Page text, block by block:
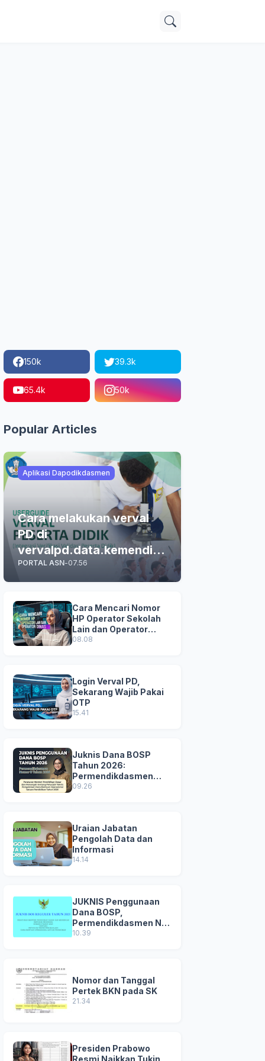
150k 39.3k
65.4k 50k
Popular Articles
Aplikasi Dapodikdasmen
Cara melakukan verval
PD di
vervalpd.data.kemendikd
asmen.go.id
PORTAL ASN-07.56
Cara Mencari Nomor
HP Operator Sekolah
Lain dan Operator
Dinas di SDM Data
08.08
Login Verval PD,
Sekarang Wajib Pakai
OTP
15.41
Juknis Dana BOSP
Tahun 2026:
Permendikdasmen
Nomor 8 Tahun 2026
09.26
Uraian Jabatan
Pengolah Data dan
Informasi
14.14
JUKNIS Penggunaan
Dana BOSP,
Permendikdasmen No
8 Tahun 2025
10.39
Nomor dan Tanggal
Pertek BKN pada SK
21.34
Presiden Prabowo
Resmi Naikkan Tukin